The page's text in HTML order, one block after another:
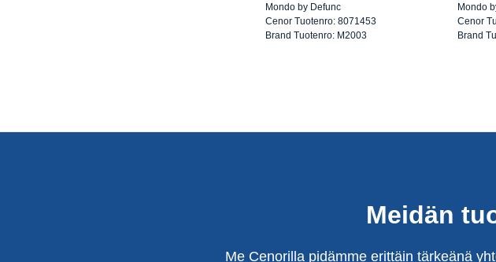
Mondo by Defunc
Cenor Tuotenro: 8071453
Brand Tuotenro: M2003
Mondo
Cenor
Brand
Meidän
Me Cenorilla pidämme erittäin tärkeänä